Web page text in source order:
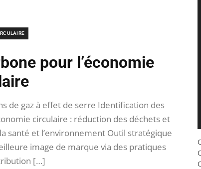
pour l’économie
de gaz à effet de serre Identification des
circulaire : réduction des déchets et
santé et l’environnement Outil stratégique
image de marque via des pratiques
[…]